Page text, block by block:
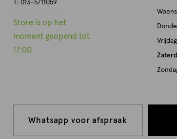
T: 013-5711059
Store is op het
moment geopend tot
17:00
Whatsapp voor afspraak
Vrijdag